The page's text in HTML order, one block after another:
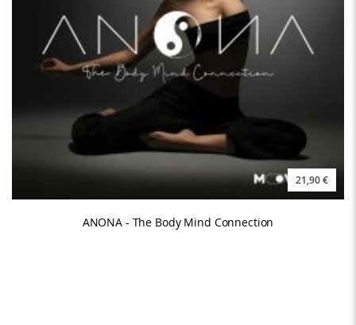
21,90 €
ANONA - The Body Mind Connection